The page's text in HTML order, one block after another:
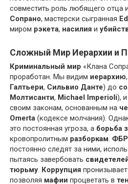
совместить роль любящего отца
Сопрано, мастерски сыгранная
миром рэкета, насилия и
Сложный Мир Иерархии и
Криминальный мир «Клана
проработан. Мы видим иерархию
Галтьери, Сильвио Данте) до
Молтисанти, Michael Imperioli),
своим законам, основанным на
Omerta (кодексе молчания).
это постоянная угроза, а борьба
кровопролитным разборкам. ФБР
постоянно следят за ними,
пытаясь завербовать
тюрьму. Коррупция
позволяя мафии процветать в